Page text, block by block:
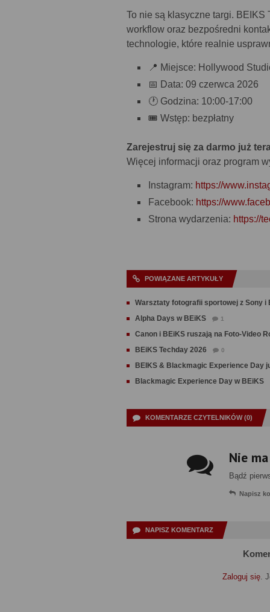
To nie są klasyczne targi.
workflow oraz bezpośredni
technologie, które realnie
📍 Miejsce: Hollywood
📅 Data: 09 czerwca 2026
🕐 Godzina: 10:00-17:00
🎟️ Wstęp: bezpłatny
Zarejestruj się za darmo już
Więcej informacji oraz program
Instagram: https://
Facebook: https://
Strona wydarzenia: https://
POWIĄZANE ARTYKUŁY
Warsztaty fotografii sportowej z Sony i
Alpha Days w BEiKS
1
Canon i BEiKS ruszają na Foto-Video
BEiKS Techday 2026
0
BEIKS & Blackmagic Experience Day
Blackmagic Experience Day w BEiKS
KOMENTARZE CZYTELNIKÓW (0)
Nie
Bądź
Napisz
NAPISZ KOMENTARZ
Zaloguj się.